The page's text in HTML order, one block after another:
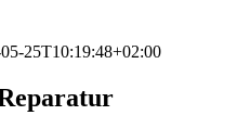
25T10:19:48+02:00